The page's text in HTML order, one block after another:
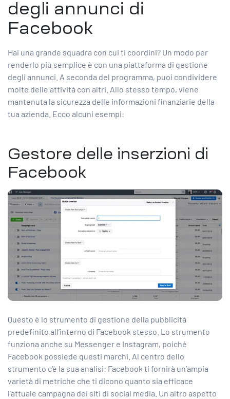
degli annunci di
Facebook
Hai una grande squadra con cui ti coordini? Un modo per
renderlo più semplice è con una piattaforma di gestione
degli annunci. A seconda del programma, puoi condividere
molte delle attività con altri. Allo stesso tempo, viene
mantenuta la sicurezza delle informazioni finanziarie della
tua azienda. Ecco alcuni esempi:
Gestore delle inserzioni di
Facebook
Questo è lo strumento di gestione della pubblicità
predefinito all’interno di Facebook stesso. Lo strumento
funziona anche su Messenger e Instagram, poiché
Facebook possiede questi marchi. Al centro dello
strumento c’è la sua analisi: Facebook ti fornirà un’ampia
varietà di metriche che ti dicono quanto sia efficace
l’attuale campagna dei siti di social media. Un altro aspetto